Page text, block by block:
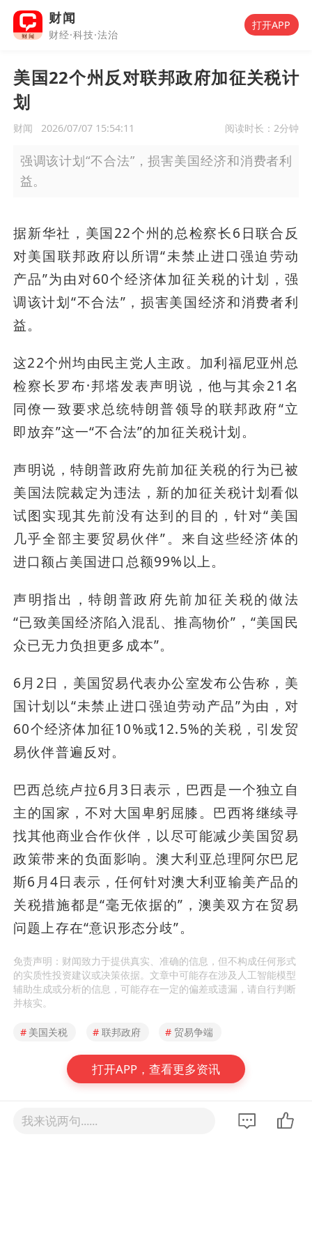
财闻
财经·科技·法治
打开APP
美国22个州反对联邦政府加征关税计
划
财闻 2026/07/07 15:54:11 阅读时长： 2分钟
强调该计划“不合法”，损害美国经济和消费者利
益。
据新华社，美国22个州的总检察长6日联合反
对美国联邦政府以所谓“未禁止进口强迫劳动
产品”为由对60个经济体加征关税的计划，强
调该计划“不合法”，损害美国经济和消费者利
益。
这22个州均由民主党人主政。加利福尼亚州总
检察长罗布·邦塔发表声明说，他与其余21名
同僚一致要求总统特朗普领导的联邦政府“立
即放弃”这一“不合法”的加征关税计划。
声明说，特朗普政府先前加征关税的行为已被
美国法院裁定为违法，新的加征关税计划看似
试图实现其先前没有达到的目的，针对“美国
几乎全部主要贸易伙伴”。来自这些经济体的
进口额占美国进口总额99%以上。
声明指出，特朗普政府先前加征关税的做法
“已致美国经济陷入混乱、推高物价”，“美国民
众已无力负担更多成本”。
6月2日，美国贸易代表办公室发布公告称，美
国计划以“未禁止进口强迫劳动产品”为由，对
60个经济体加征10%或12.5%的关税，引发贸
易伙伴普遍反对。
巴西总统卢拉6月3日表示，巴西是一个独立自
主的国家，不对大国卑躬屈膝。巴西将继续寻
找其他商业合作伙伴，以尽可能减少美国贸易
政策带来的负面影响。澳大利亚总理阿尔巴尼
斯6月4日表示，任何针对澳大利亚输美产品的
关税措施都是“毫无依据的”，澳美双方在贸易
问题上存在“意识形态分歧”。
免责声明：财闻致力于提供真实、准确的信息，但不构成任何形式
的实质性投资建议或决策依据。文章中可能存在涉及人工智能模型
辅助生成或分析的信息，可能存在一定的偏差或遗漏，请自行判断
并核实。
# 美国关税 # 联邦政府 # 贸易争端
打开APP，查看更多资讯
相关推荐
我来说两句......